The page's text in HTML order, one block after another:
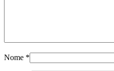
Nome *